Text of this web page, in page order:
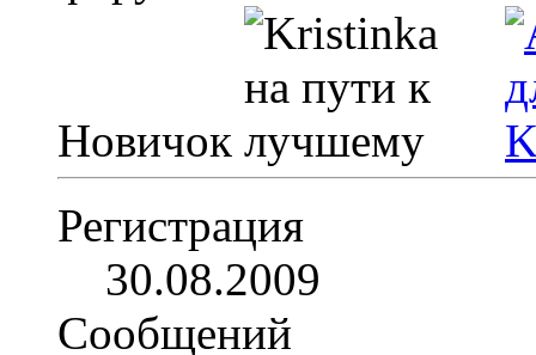
Новичок
Регистрация
30.08.2009
Сообщений